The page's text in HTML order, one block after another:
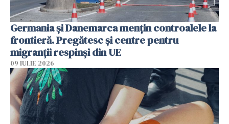
Germania și Danemarca mențin controalele la
frontieră. Pregătesc și centre pentru
migranții respinși din UE
09 IULIE 2026